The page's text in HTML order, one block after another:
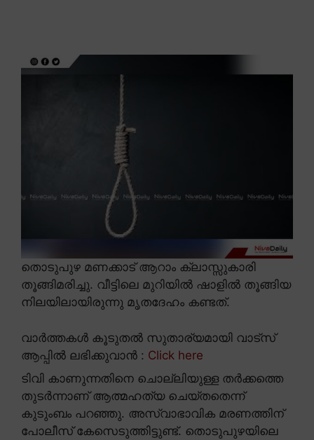
തൊടുപുഴ മണക്കാട് ആറാം ക്ലാസ്സുകാരി
തൂങ്ങിമരിച്ചു. വീട്ടിലെ മുറിയിൽ ഷാളിൽ തൂങ്ങിയ
നിലയിലായിരുന്നു മൃതദേഹം കണ്ടത്.
വാർത്തകൾ കൂടുതൽ സുതാര്യമായി വാട്സ്
ആപ്പിൽ ലഭിക്കുവാൻ : Click here
ടിവി കാണുന്നതിനെ ചൊല്ലിയുള്ള തർക്കത്തെ
തുടർന്നാണ് ആത്മഹത്യ ചെയ്തതെന്ന്
കുടുംബം പറഞ്ഞു. അസ്വാഭാവിക മരണത്തിന്
പോലീസ് കേസെടുത്തിട്ടുണ്ട്. തൊടുപുഴയിലെ